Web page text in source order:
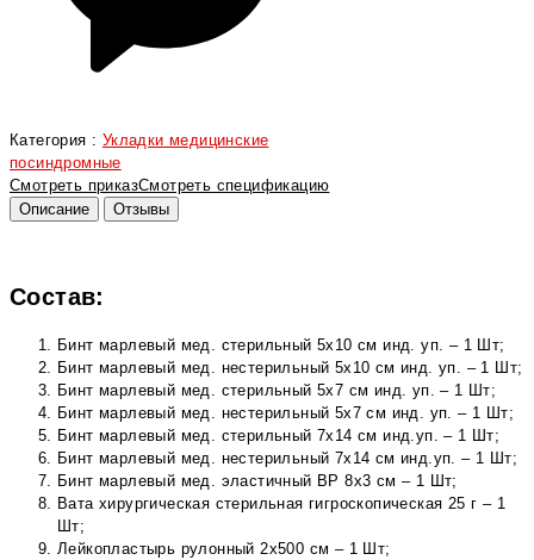
Категория : Укладки медицинские
посиндромные
Смотреть приказСмотреть спецификацию
Описание
Отзывы
Состав:
Бинт марлевый мед. стерильный 5х10 см инд. уп. – 1 Шт;
Бинт марлевый мед. нестерильный 5х10 см инд. уп. – 1 Шт;
Бинт марлевый мед. стерильный 5х7 см инд. уп. – 1 Шт;
Бинт марлевый мед. нестерильный 5х7 см инд. уп. – 1 Шт;
Бинт марлевый мед. стерильный 7х14 см инд.уп. – 1 Шт;
Бинт марлевый мед. нестерильный 7х14 см инд.уп. – 1 Шт;
Бинт марлевый мед. эластичный ВР 8х3 см – 1 Шт;
Вата хирургическая стерильная гигроскопическая 25 г – 1
Шт;
Лейкопластырь рулонный 2х500 см – 1 Шт;